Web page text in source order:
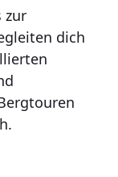
zur
dich